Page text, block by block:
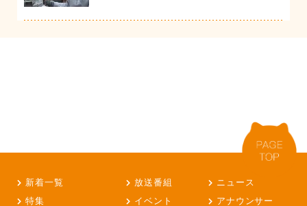
新着一覧 放送番組
ニュース
特集
イベント
アナウンサー